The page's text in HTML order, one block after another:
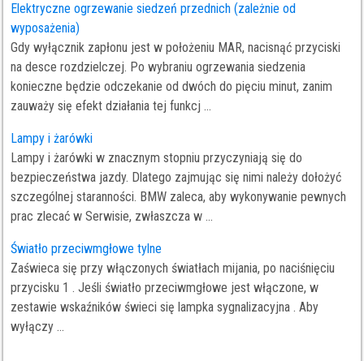
Elektryczne ogrzewanie siedzeń przednich (zależnie od
wyposażenia)
Gdy wyłącznik zapłonu jest w położeniu MAR, nacisnąć przyciski
na desce rozdzielczej. Po wybraniu ogrzewania siedzenia
konieczne będzie odczekanie od dwóch do pięciu minut, zanim
zauważy się efekt działania tej funkcj ...
Lampy i żarówki
Lampy i żarówki w znacznym stopniu przyczyniają się do
bezpieczeństwa jazdy. Dlatego zajmując się nimi należy dołożyć
szczególnej staranności. BMW zaleca, aby wykonywanie pewnych
prac zlecać w Serwisie, zwłaszcza w ...
Światło przeciwmgłowe tylne
Zaświeca się przy włączonych światłach mijania, po naciśnięciu
przycisku 1 . Jeśli światło przeciwmgłowe jest włączone, w
zestawie wskaźników świeci się lampka sygnalizacyjna . Aby
wyłączy ...